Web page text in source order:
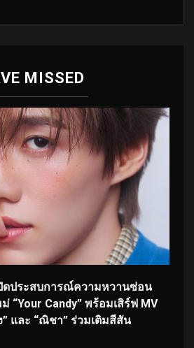
MISSED
ปิดประสบการณ์ความหวานซ่อน
“Your Candy” พร้อมเสิร์ฟ MV
” และ “ณิชา” ร่วมเติมสีสัน